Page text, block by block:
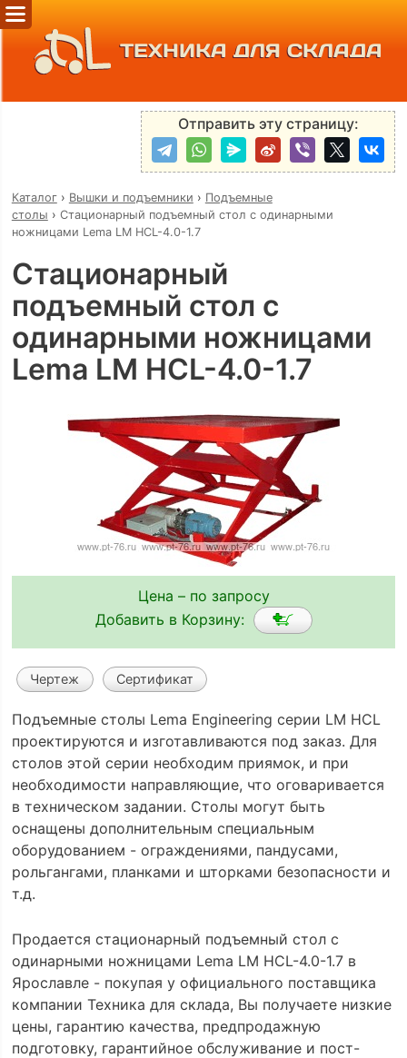
ТЕХНИКА ДЛЯ СКЛАДА
Отправить эту страницу:
Каталог› Вышки и подъемники › Подъемные
столы › Стационарный подъемный стол с одинарными
ножницами Lema LM HCL-4.0-1.7
Стационарный
подъемный стол с
одинарными ножницами
Lema LM HCL-4.0-1.7
Цена – по запросу
Добавить в Корзину:
Чертеж Сертификат
Подъемные столы Lema Engineering серии LM HCL
проектируются и изготавливаются под заказ. Для
столов этой серии необходим приямок, и при
необходимости направляющие, что оговаривается
в техническом задании. Столы могут быть
оснащены дополнительным специальным
оборудованием - ограждениями, пандусами,
рольгангами, планками и шторками безопасности и
т.д.
Продается стационарный подъемный стол с
одинарными ножницами Lema LM HCL-4.0-1.7 в
Ярославле - покупая у официального поставщика
компании Техника для склада, Вы получаете низкие
цены, гарантию качества, предпродажную
подготовку, гарантийное обслуживание и пост-